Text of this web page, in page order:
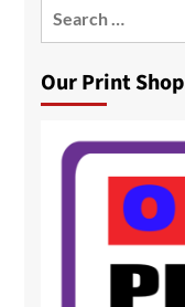
Our Print Shop